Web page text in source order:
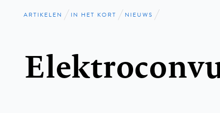
Kruimelpad
ARTIKELEN IN HET KORT NIEUWS